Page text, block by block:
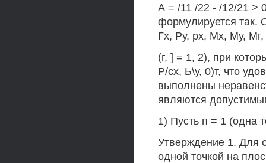
А = /11 /22 - /12/21 >
формулируется так.
Гх, Ру, рх, Мх, Му, Мг,
(г, ] = 1, 2), при
Р/сх, Ь\у, 0)т, что
выполнены
являются
1) Пусть п = 1 (одна
Утверждение 1. Для
одной точкой на